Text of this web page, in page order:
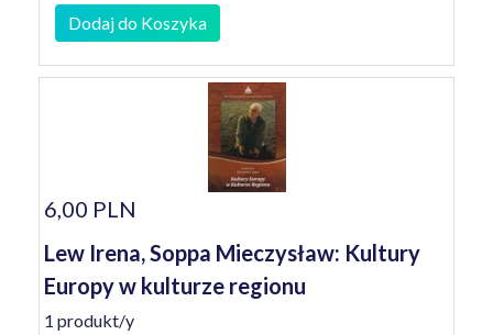
Dodaj do Koszyka
6,00 PLN
Lew Irena, Soppa Mieczysław: Kultury
Europy w kulturze regionu
1 produkt/y